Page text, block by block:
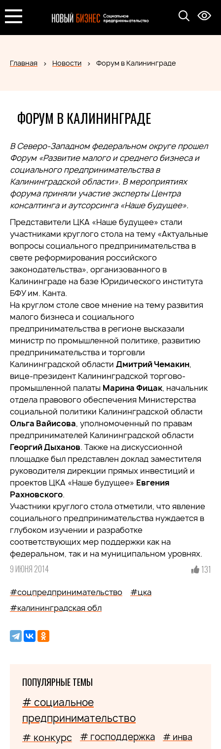
Главная Новости Форум в Калининграде
ФОРУМ В КАЛИНИНГРАДЕ
В Северо-Западном федеральном округе прошел
Форум «Развитие малого и среднего бизнеса и
социального предпринимательства в
Калининградской области». В мероприятиях
форума приняли участие эксперты Центра
консалтинга и аутсорсинга «Наше будущее».
Представители ЦКА «Наше будущее» стали
участниками круглого стола на тему «Актуальные
вопросы социального предпринимательства в
свете реформирования российского
законодательства», организованного в
Калининграде на базе Юридического института
БФУ им. Канта.
На круглом столе свое мнение на тему развития
малого бизнеса и социального
предпринимательства в регионе высказали
министр по промышленной политике, развитию
предпринимательства и торговли
Калининградской области Дмитрий Чемакин,
вице-президент Калининградской торгово-
промышленной палаты Марина Фицак, начальник
отдела правового обеспечения Министерства
социальной политики Калининградской области
Ольга Вайисова, уполномоченный по правам
предпринимателей Калининградской области
Георгий Дыханов. Также на дискуссионной
площадке был представлен доклад заместителя
руководителя дирекции прямых инвестиций и
проектов ЦКА «Наше будущее» Евгения
Рахновского.
Участники круглого стола отметили, что явление
социального предпринимательства нуждается в
глубоком изучении и разработке
соответствующих мер поддержки как на
федеральном, так и на муниципальном уровнях.
9 ИЮНЯ 2014 131
#соцпредпринимательство
#цка
#калининградская обл
ПОПУЛЯРНЫЕ ТЕМЫ
# социальное
предпринимательство
# конкурс # господдержка # инва